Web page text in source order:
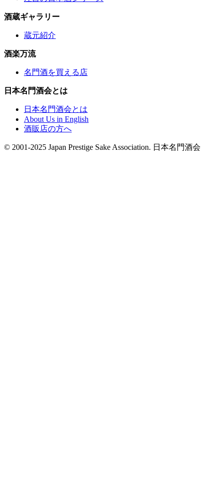
酒蔵ギャラリー
蔵元紹介
酒楽万流
名門酒を買える店
日本名門酒会とは
日本名門酒会とは
About Us in English
酒販店の方へ
© 2001-2025 Japan Prestige Sake Association. 日本名門酒会